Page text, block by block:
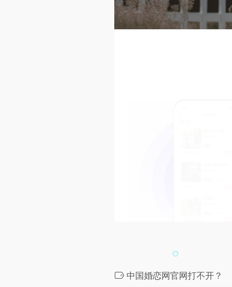
中国婚恋网官网打不开？